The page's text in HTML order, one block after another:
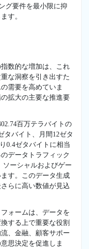
グ要件を最小限に抑
す。
数的な増加は、これ
な洞察を引き出すた
需要を高めていま
拡大の主要な推進要
百万テラバイトの
タバイト、月間12ゼタ
0.4ゼタバイトに相当
データトラフィック
ソーシャルおよびゲー
す。このデータ生成
らに高い数値が見込
ォームは、データを
する上で重要な役割
、金融、顧客サポー
思決定を促進しま